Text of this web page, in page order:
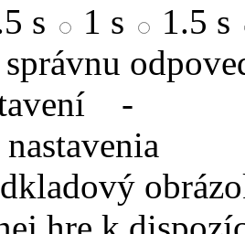
s 1 s
1.5 s
-